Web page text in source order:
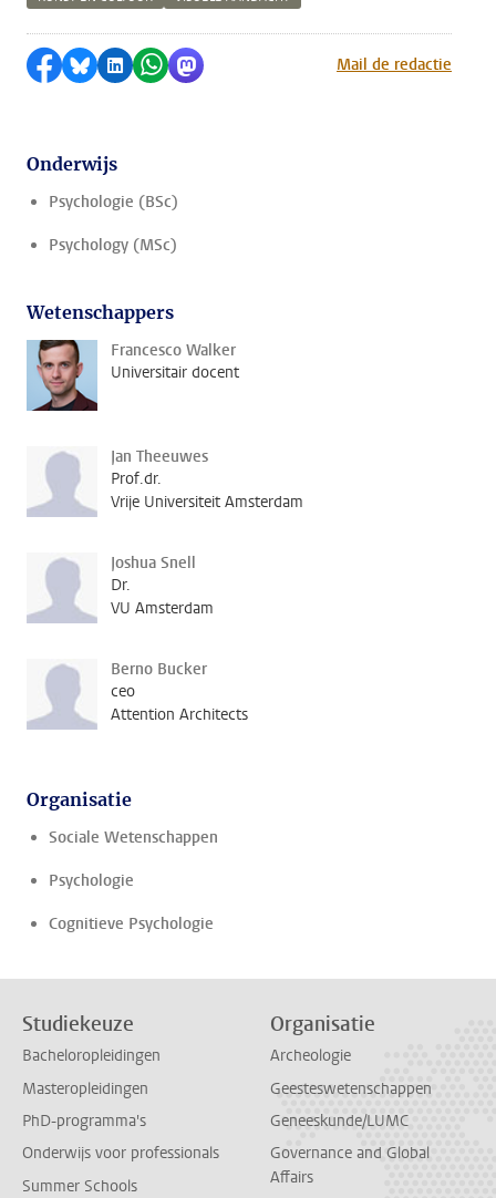
Delen op Facebook
Delen via Bluesky
Delen op LinkedIn
Delen via WhatsApp
Delen via MastodonMail de redactie
Onderwijs
Psychologie (BSc)
Psychology (MSc)
Wetenschappers
Francesco Walker
Universitair docent
Jan Theeuwes
Prof.dr.
Vrije Universiteit Amsterdam
Joshua Snell
Dr.
VU Amsterdam
Berno Bucker
ceo
Attention Architects
Organisatie
Sociale Wetenschappen
Psychologie
Cognitieve Psychologie
Studiekeuze
Bacheloropleidingen
Masteropleidingen
PhD-programma's
Onderwijs voor professionals
Summer Schools
Organisatie
Archeologie
Geesteswetenschappen
Geneeskunde/LUMC
Governance and Global
Affairs